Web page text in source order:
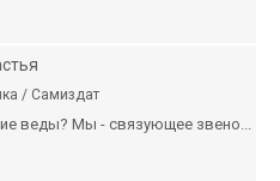
/ Самиздат
веды? Мы - связующее звено...